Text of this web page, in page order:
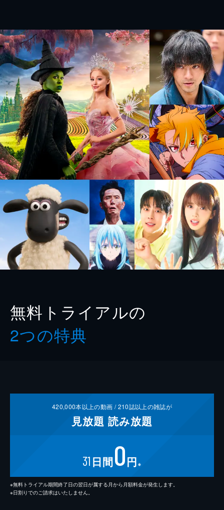
無料トライアルの
2つの特典
420,000本以上の動画 /210誌以上の雑誌が
見放題 読み放題
31 日間0円 ※
※無料トライアル期間終了日の翌日が属する月から月額料金が発生します。
※日割りでのご請求はいたしません。